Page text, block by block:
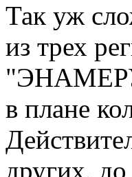
Так уж
из трех
в плане
других,